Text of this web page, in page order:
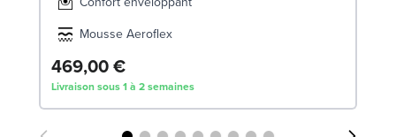
Mousse Aeroflex
469,00 €
Livraison sous 1 à 2 semaines